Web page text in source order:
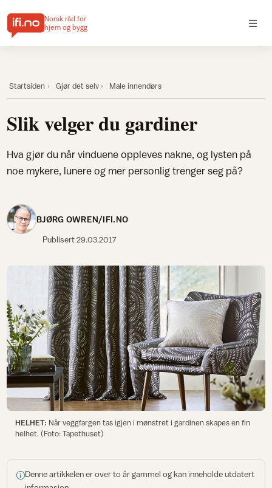
Norsk råd for
hjem og bygg
Startsiden Gjør det selv Male innendørs
Slik velger du gardiner
Hva gjør du når vinduene oppleves nakne, og lysten på
noe mykere, lunere og mer personlig trenger seg på?
BJØRG OWREN/IFI.NO
Publisert29.03.2017
HELHET: Når veggfargen tas igjen i mønstret i gardinen skapes en fin
helhet. (Foto: Tapethuset)
Denne artikkelen er over to år gammel og kan inneholde utdatert